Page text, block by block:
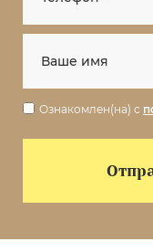
Ознакомлен(на) с